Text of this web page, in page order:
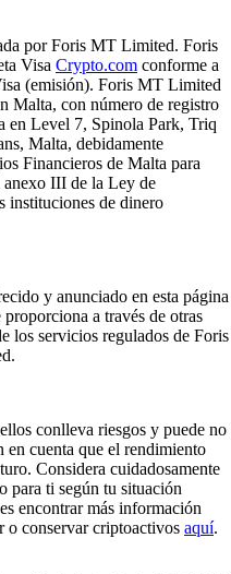
por Foris MT Limited. Foris
Visa Crypto.com conforme a
(emisión). Foris MT Limited
Malta, con número de registro
en Level 7, Spinola Park, Triq
Malta, debidamente
Financieros de Malta para
III de la Ley de
instituciones de dinero
y anunciado en esta página
proporciona a través de otras
los servicios regulados de Foris
conlleva riesgos y puede no
en cuenta que el rendimiento
Considera cuidadosamente
para ti según tu situación
encontrar más información
o conservar criptoactivos aquí.